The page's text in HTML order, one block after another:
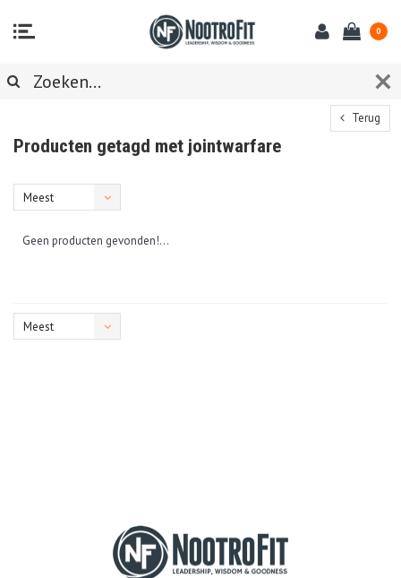
0
Terug
Producten getagd met jointwarfare
Meest
Geen producten gevonden!...
Meest